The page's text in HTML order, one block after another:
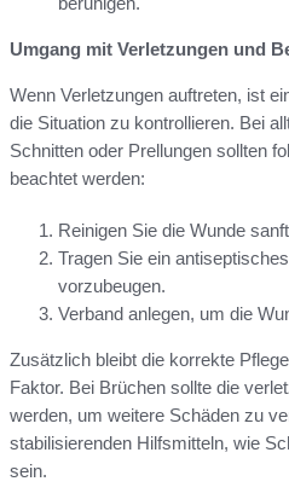
Umgang mit Verletzungen und
Wenn Verletzungen auftreten, ist
die Situation zu kontrollieren. Bei
Schnitten oder Prellungen sollten
beachtet werden:
Reinigen Sie die Wunde
Tragen Sie ein
vorzubeugen.
Verband anlegen, um die
Zusätzlich bleibt die korrekte
Faktor. Bei Brüchen sollte die
werden, um weitere Schäden zu
stabilisierenden Hilfsmitteln, wie
sein.